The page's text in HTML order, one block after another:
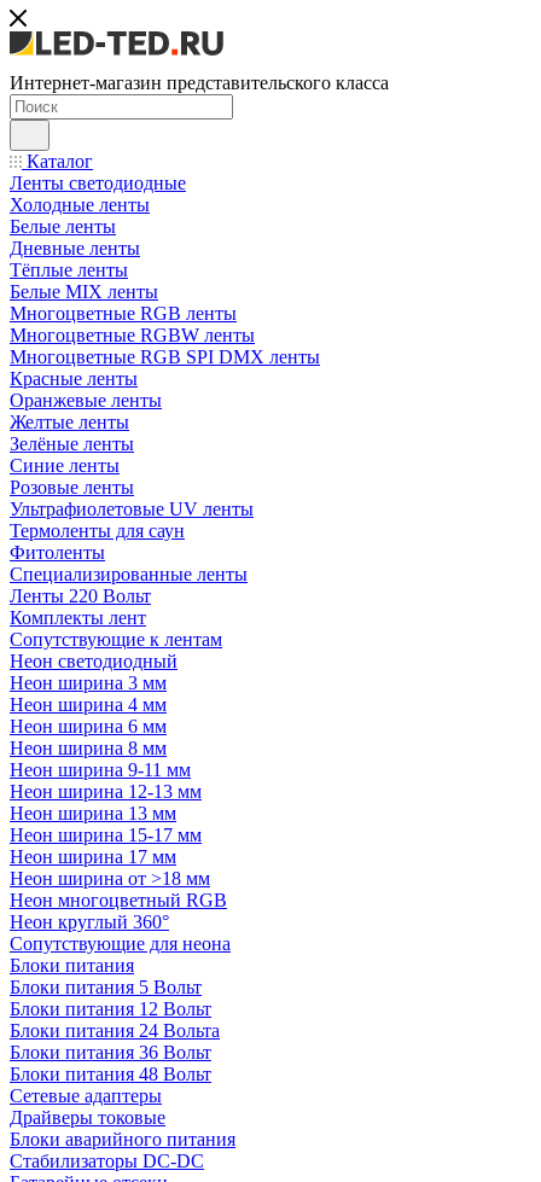
Интернет-магазин представительского класса
Каталог
Ленты светодиодные
Холодные ленты
Белые ленты
Дневные ленты
Тёплые ленты
Белые MIX ленты
Многоцветные RGB ленты
Многоцветные RGBW ленты
Многоцветные RGB SPI DMX ленты
Красные ленты
Оранжевые ленты
Желтые ленты
Зелёные ленты
Синие ленты
Розовые ленты
Ультрафиолетовые UV ленты
Термоленты для саун
Фитоленты
Специализированные ленты
Ленты 220 Вольт
Комплекты лент
Сопутствующие к лентам
Неон светодиодный
Неон ширина 3 мм
Неон ширина 4 мм
Неон ширина 6 мм
Неон ширина 8 мм
Неон ширина 9-11 мм
Неон ширина 12-13 мм
Неон ширина 13 мм
Неон ширина 15-17 мм
Неон ширина 17 мм
Неон ширина от >18 мм
Неон многоцветный RGB
Неон круглый 360°
Сопутствующие для неона
Блоки питания
Блоки питания 5 Вольт
Блоки питания 12 Вольт
Блоки питания 24 Вольта
Блоки питания 36 Вольт
Блоки питания 48 Вольт
Сетевые адаптеры
Драйверы токовые
Блоки аварийного питания
Стабилизаторы DC-DC